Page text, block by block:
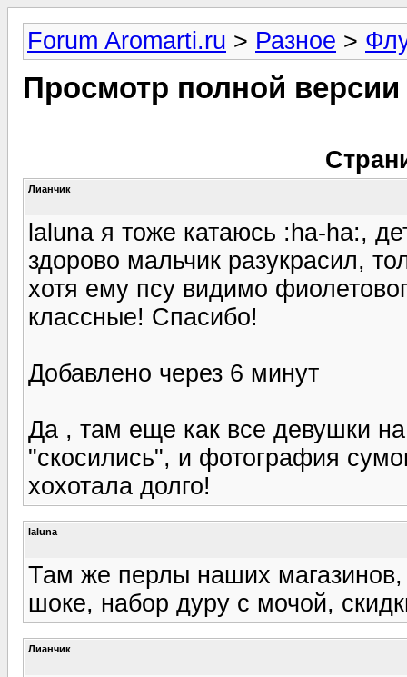
Forum Aromarti.ru > Разное >
Просмотр полной
Лианчик
laluna я тоже катаюсь :ha-ha:,
здорово мальчик разукрасил,
хотя ему псу видимо
классные! Спасибо!
Добавлено через 6 минут
Да , там еще как все девушки
"скосились", и фотография
хохотала долго!
laluna
Там же перлы наших магазинов,
шоке, набор дуру с мочой,
Лианчик